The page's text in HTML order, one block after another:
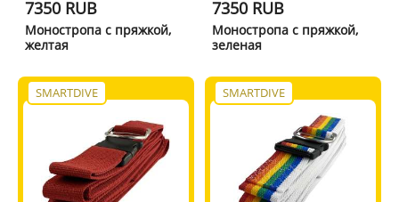
7350 RUB
Моностропа с пряжкой,
желтая
7350 RUB
Моностропа с пряжкой,
зеленая
SMARTDIVE SMARTDIVE